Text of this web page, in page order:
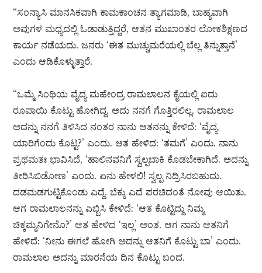
“ಸಂನ್ಯಾಸಿ ಮಾನಸಿಕವಾಗಿ ಕಾಮಕಾಂಚನ ತ್ಯಾಗಮಾಡಿ, ಬಾಹ್ಯವಾಗಿ
ಅವುಗಳ ಮಧ್ಯದಲ್ಲಿ ಓಡಾಡುತ್ತಿದ್ದರೆ, ಆತನ ಮುಖಾಂತರ ಲೋಕಶಿಕ್ಷಣದ
ಕಾರ್ಯ ನಡೆಯದು. ಜನರು ‘ಈತ ಮುಚ್ಚುಮರೆಯಲ್ಲಿ ಬೆಲ್ಲ ತಿನ್ನುತ್ತಾನೆ’
ಎಂದು ಆಡಿಕೊಳ್ಳುತ್ತಾರೆ.
“ಒಮ್ಮೆ ಸಿಂಥಿಯ ವೈದ್ಯ ಮಹೇಂದ್ರ ರಾಮಲಾಲನ ಕೈಯಲ್ಲಿ ಐದು
ರೂಪಾಯಿ ಕೊಟ್ಟು ಹೋಗಿದ್ದ. ಅದು ನನಗೆ ಗೊತ್ತಿರಲಿಲ್ಲ. ರಾಮಲಾಲ
ಅದನ್ನು ನನಗೆ ತಿಳಿಸಿದ ನಂತರ ನಾನು ಆತನನ್ನು ಕೇಳಿದೆ: ‘ವೈದ್ಯ
ಯಾರಿಗೆಂದು ಕೊಟ್ಟ?’ ಎಂದು. ಆತ ಹೇಳಿದ: ‘ತಮಗೆ’ ಎಂದು. ನಾನು
ಪ್ರಥಮತಃ ಭಾವಿಸಿದೆ, ‘ಹಾಲಿನವನಿಗೆ ಸ್ವಲ್ಪಬಾಕಿ ಕೊಡಬೇಕಾಗಿದೆ. ಅದನ್ನು
ತೀರಿಸಿಬಿಡೋಣ’ ಎಂದು. ಏನು ಹೇಳಲಿ! ಸ್ವಲ್ಪ ನಿದ್ರಿಸಿರಬಹುದು.
ದಡಮಡಗುಟ್ಟಿಕೊಂಡು ಎದ್ದೆ. ಬೆಕ್ಕು ಎದೆ ಪರಚಿದಂತೆ ನೋವು ಆಯಿತು.
ಆಗ ರಾಮಲಾಲನನ್ನು ಎಬ್ಬಿಸಿ ಕೇಳಿದೆ: ‘ಆತ ಕೊಟ್ಟಿದ್ದು ನಿಮ್ಮ
ಚಿಕ್ಕಮ್ಮನಿಗೇನೊ?’ ಆತ ಹೇಳಿದ ‘ಇಲ್ಲ’ ಅಂತ. ಆಗ ನಾನು ಆತನಿಗೆ
ಹೇಳಿದೆ: ‘ನೀನು ಈಗಲೆ ಹೋಗಿ ಅದನ್ನು ಆತನಿಗೆ ಕೊಟ್ಟು ಬಾ’ ಎಂದು.
ರಾಮಲಾಲ ಅದನ್ನು ಮಾರನೆಯ ದಿನ ಕೊಟ್ಟು ಬಂದ.